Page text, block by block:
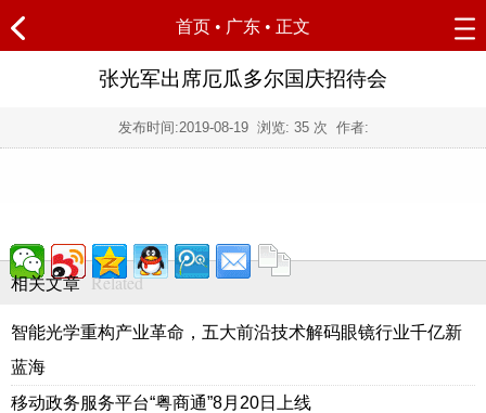
首页 • 广东 • 正文
张光军出席厄瓜多尔国庆招待会
发布时间:2019-08-19浏览: 35 次 作者:
相关文章 Related
智能光学重构产业革命，五大前沿技术解码眼镜行业千亿新
蓝海
移动政务服务平台“粤商通”8月20日上线